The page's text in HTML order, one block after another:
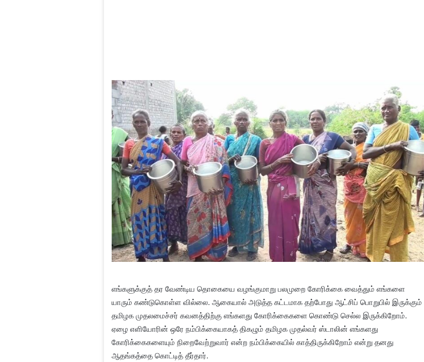
எங்களுக்குத் தர வேண்டிய தொகையை வழங்குமாறு பலமுறை கோரிக்கை வைத்தும் எங்களை
யாரும் கண்டுகொள்ள வில்லை. ஆகையால் அடுத்த கட்டமாக தற்போது ஆட்சிப் பொறுபில் இருக்கும்
தமிழக முதலமைச்சர் கவனத்திற்கு எங்களது கோரிக்கைகளை கொண்டு செல்ல இருக்கிறோம்.
ஏழை எளியோரின் ஒரே நம்பிக்கையாகத் திகழும் தமிழக முதல்வர் ஸ்டாலின் எங்களது
கோரிக்கைகளையும் நிறைவேற்றுவார் என்ற நம்பிக்கையில் காத்திருக்கிறோம் என்று தனது
ஆதங்கத்தை கொட்டித் தீர்தார்.